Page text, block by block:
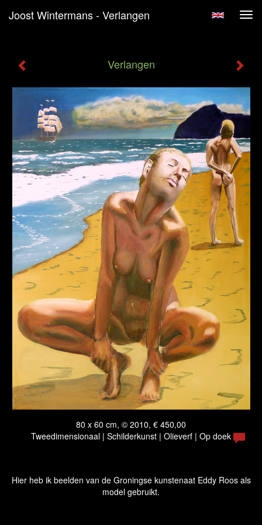
Joost Wintermans - Verlangen
Verlangen
80 x 60 cm, © 2010, € 450,00
Tweedimensionaal | Schilderkunst | Olieverf | Op doek
Hier heb ik beelden van de Groningse kunstenaat Eddy Roos als
model gebruikt.